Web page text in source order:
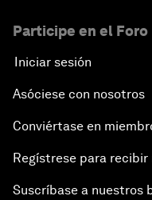
Participe en el Foro
Iniciar sesión
Asóciese con nosotros
Conviértase en
Regístrese para
Suscríbase a nuestros